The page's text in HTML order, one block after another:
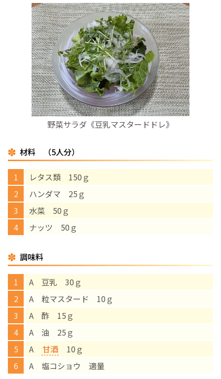
野菜サラダ《豆乳マスタードドレ》
材料 （5人分）
レタス類 150ｇ
ハンダマ 25ｇ
水菜 50ｇ
ナッツ 50ｇ
調味料
A 豆乳 30ｇ
A 粒マスタード 10ｇ
A 酢 15ｇ
A 油 25ｇ
A 甘酒 10ｇ
A 塩コショウ 適量
お産について
親と子の結びつき支援
母乳育児
予防接種
その他の診療内容
‘さんルーム’ でさまざまな講座・クラス
遠方にお住まいで当院での出産を希望される方へ